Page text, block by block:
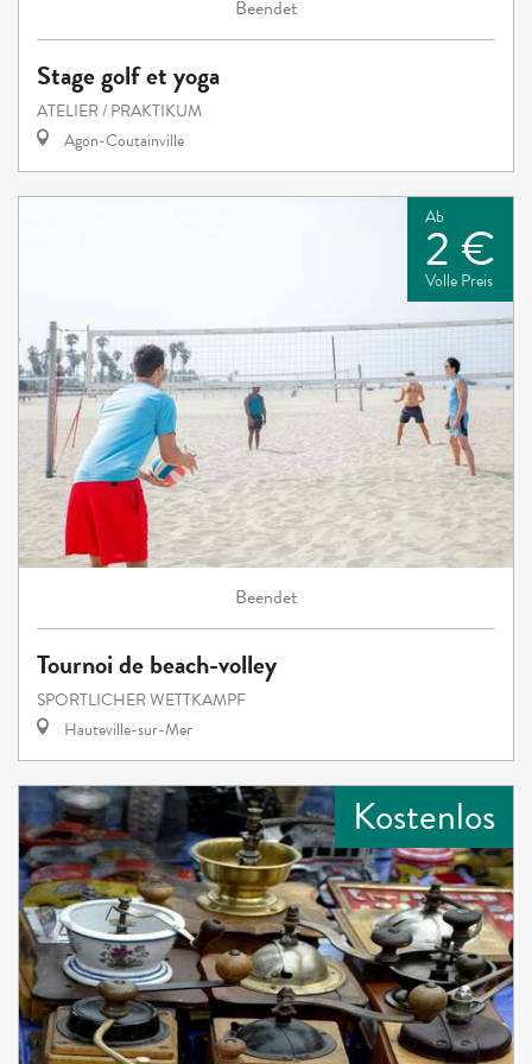
Beendet
Stage golf et yoga
ATELIER / PRAKTIKUM
Agon-Coutainville
Ab
2 €
Volle Preis
Beendet
Tournoi de beach-volley
SPORTLICHER WETTKAMPF
Hauteville-sur-Mer
Kostenlos